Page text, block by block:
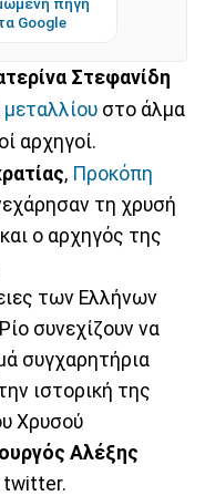
Google
Στεφανίδη
στο άλμα
αρχηγοί.
, Προκόπη
τη χρυσή
ο αρχηγός της
των Ελλήνων
συνεχίζουν να
συγχαρητήρια
ιστορική της
Χρυσού
Αλέξης
twitter.